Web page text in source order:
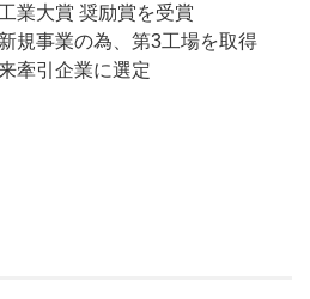
業大賞 奨励賞を受賞
規事業の為、第3工場を取得
牽引企業に選定